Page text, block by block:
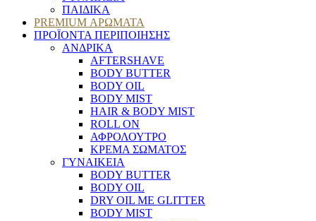
ΠΑΙΔΙΚΑ
PREMIUM ΑΡΩΜΑΤΑ
ΠΡΟΪΟΝΤΑ ΠΕΡΙΠΟΙΗΣΗΣ
ΑΝΔΡΙΚΑ
AFTERSHAVE
BODY BUTTER
BODY OIL
BODY MIST
HAIR & BODY MIST
ROLL ON
ΑΦΡΟΛΟΥΤΡΟ
ΚΡΕΜΑ ΣΩΜΑΤΟΣ
ΓΥΝΑΙΚΕΙΑ
BODY BUTTER
BODY OIL
DRY OIL ΜΕ GLITTER
BODY MIST